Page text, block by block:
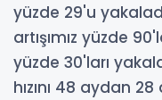
yüzde 29'u
artışımız yüzde
yüzde 30'ları
hızını 48 aydan